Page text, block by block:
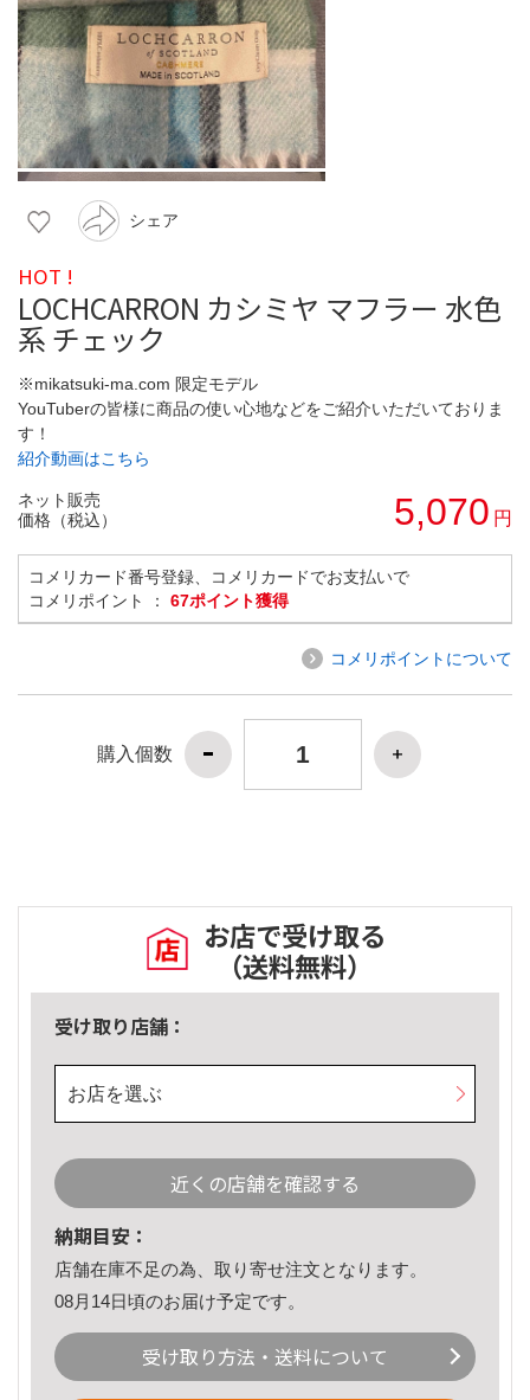
シェア
HOT !
LOCHCARRON カシミヤ マフラー 水色
系 チェック
※mikatsuki-ma.com 限定モデル
YouTuberの皆様に商品の使い心地などをご紹介いただいておりま
す！
紹介動画はこちら
ネット販売
価格（税込）
5,070 円
コメリカード番号登録、コメリカードでお支払いで
コメリポイント ： 67ポイント獲得
コメリポイントについて
購入個数
お店で受け取る
（送料無料）
受け取り店舗：
お店を選ぶ
近くの店舗を確認する
納期目安：
店舗在庫不足の為、取り寄せ注文となります。
08月14日頃のお届け予定です。
受け取り方法・送料について